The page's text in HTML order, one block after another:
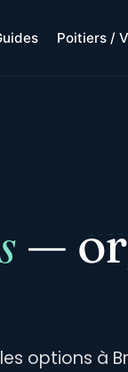
Poitiers /
—
options à